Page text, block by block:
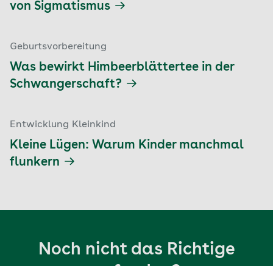
von Sigmatismus
Geburtsvorbereitung
Was bewirkt Himbeerblättertee in der
Schwangerschaft?
Entwicklung Kleinkind
Kleine Lügen: Warum Kinder manchmal
flunkern
Noch nicht das Richtige